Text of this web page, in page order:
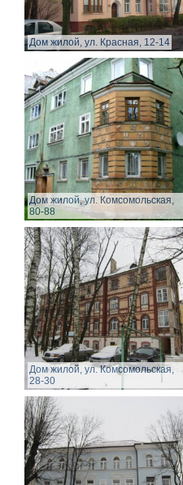
Дом жилой, ул. Красная, 12-14
Дом жилой, ул. Комсомольская,
80-88
Дом жилой, ул. Комсомольская,
28-30